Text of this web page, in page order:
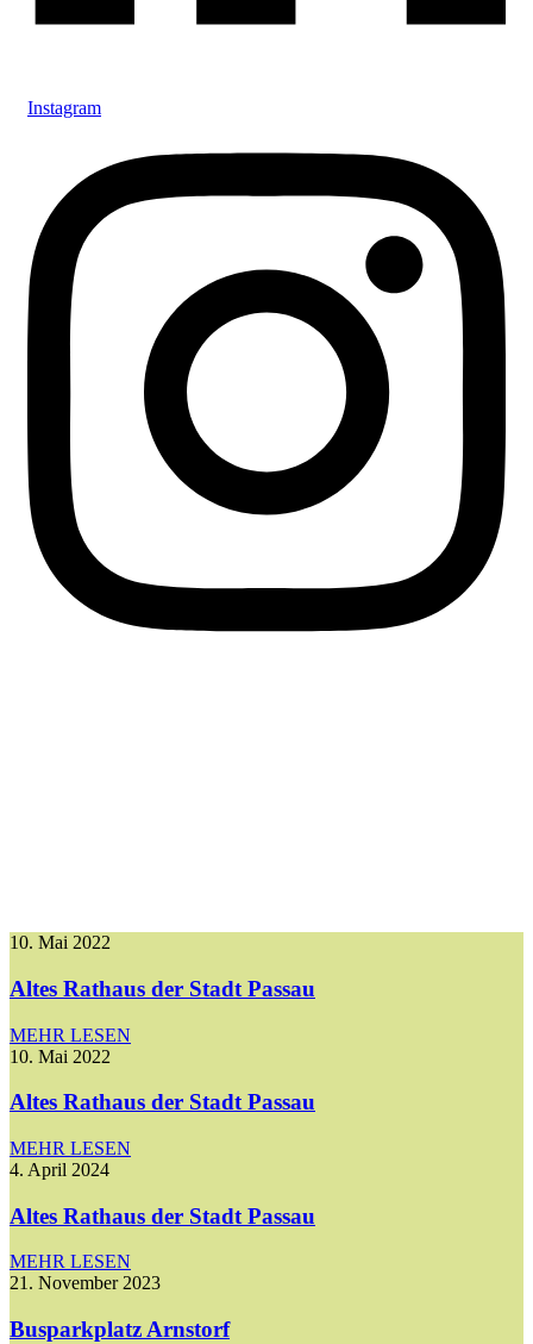
Instagram
10. Mai 2022
Altes Rathaus der Stadt Passau
MEHR LESEN
10. Mai 2022
Altes Rathaus der Stadt Passau
MEHR LESEN
4. April 2024
Altes Rathaus der Stadt Passau
MEHR LESEN
21. November 2023
Busparkplatz Arnstorf